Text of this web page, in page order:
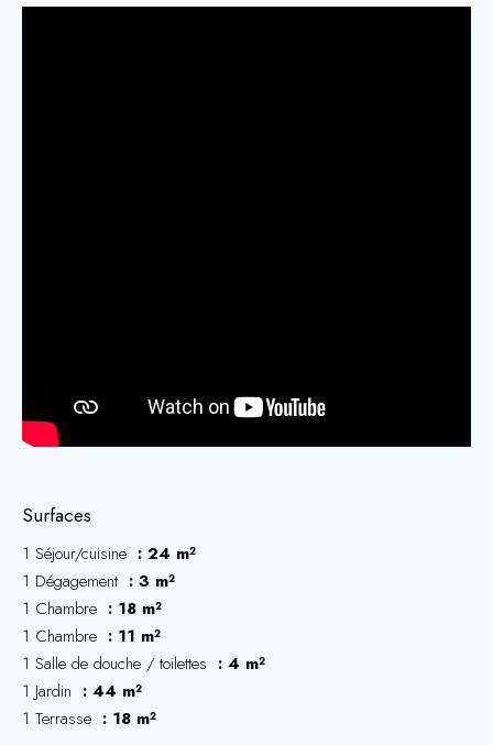
Surfaces
1 Séjour/cuisine
24 m²
1 Dégagement
3 m²
1 Chambre
18 m²
1 Chambre
11 m²
1 Salle de douche / toilettes
4 m²
1 Jardin
44 m²
1 Terrasse
18 m²